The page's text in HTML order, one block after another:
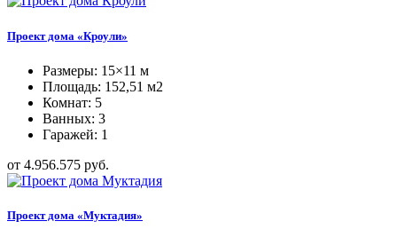
Проект дома «Кроули»
Размеры: 15×11 м
Площадь: 152,51 м2
Комнат: 5
Ванных: 3
Гаражей: 1
от 4.956.575 руб.
Проект дома «Муктадия»